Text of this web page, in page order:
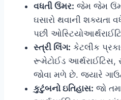
વધતી ઉંમર: જેમ જેમ
ઘસારો થવાની શક્યતા
પછી
સ્ત્રી લિંગ: કેટલીક
રૂમેટોઈડ આર્થરાઈટિસ,
જોવા મળે છે. જ્યારે
કુટુંબનો ઇતિહાસ: જો